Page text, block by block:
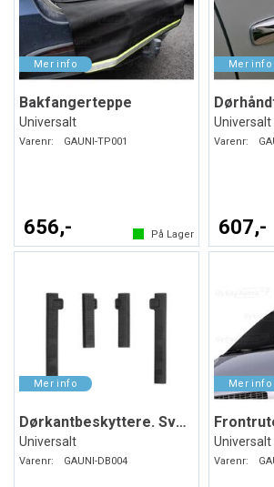
Bakfangerteppe
Universalt
Varenr: GAUNI-TP001
656,- På Lager
Universalt
Varenr:
607,-
Dørkantbeskyttere. Svart. Myk plast
Universalt
Varenr: GAUNI-DB004
Universalt
Varenr: